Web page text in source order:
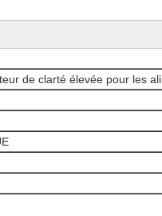
de clarté élevée pour les